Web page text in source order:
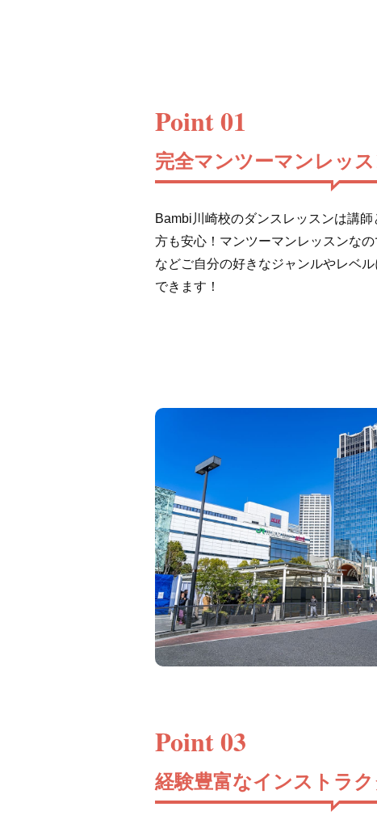
Point 01
完全マンツーマンレッ
Bambi川崎校のダンスレッスンは講
方も安心！マンツーマンレッスンな
などご自分の好きなジャンルやレベ
できます！
Point 03
経験豊富なインストラ